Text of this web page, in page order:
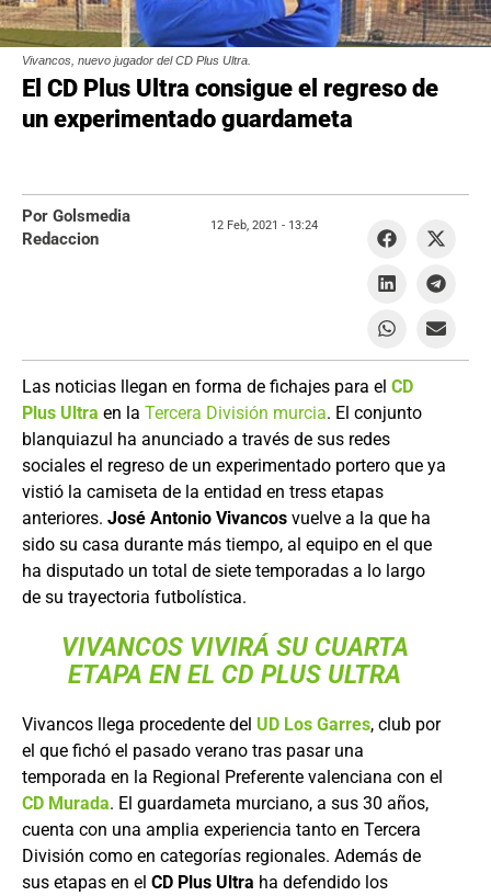
Vivancos, nuevo jugador del CD Plus Ultra.
El CD Plus Ultra consigue el regreso de
un experimentado guardameta
Las noticias llegan en forma de fichajes para el CD
Plus Ultra en la Tercera División murcia. El conjunto
blanquiazul ha anunciado a través de sus redes
sociales el regreso de un experimentado portero que ya
vistió la camiseta de la entidad en tress etapas
anteriores. José Antonio Vivancos vuelve a la que ha
sido su casa durante más tiempo, al equipo en el que
ha disputado un total de siete temporadas a lo largo
de su trayectoria futbolística.
VIVANCOS VIVIRÁ SU CUARTA
ETAPA EN EL CD PLUS ULTRA
Vivancos llega procedente del UD Los Garres, club por
el que fichó el pasado verano tras pasar una
temporada en la Regional Preferente valenciana con el
CD Murada. El guardameta murciano, a sus 30 años,
cuenta con una amplia experiencia tanto en Tercera
División como en categorías regionales. Además de
sus etapas en el CD Plus Ultra ha defendido los
Por Golsmedia
Redaccion
12 Feb, 2021 - 13:24